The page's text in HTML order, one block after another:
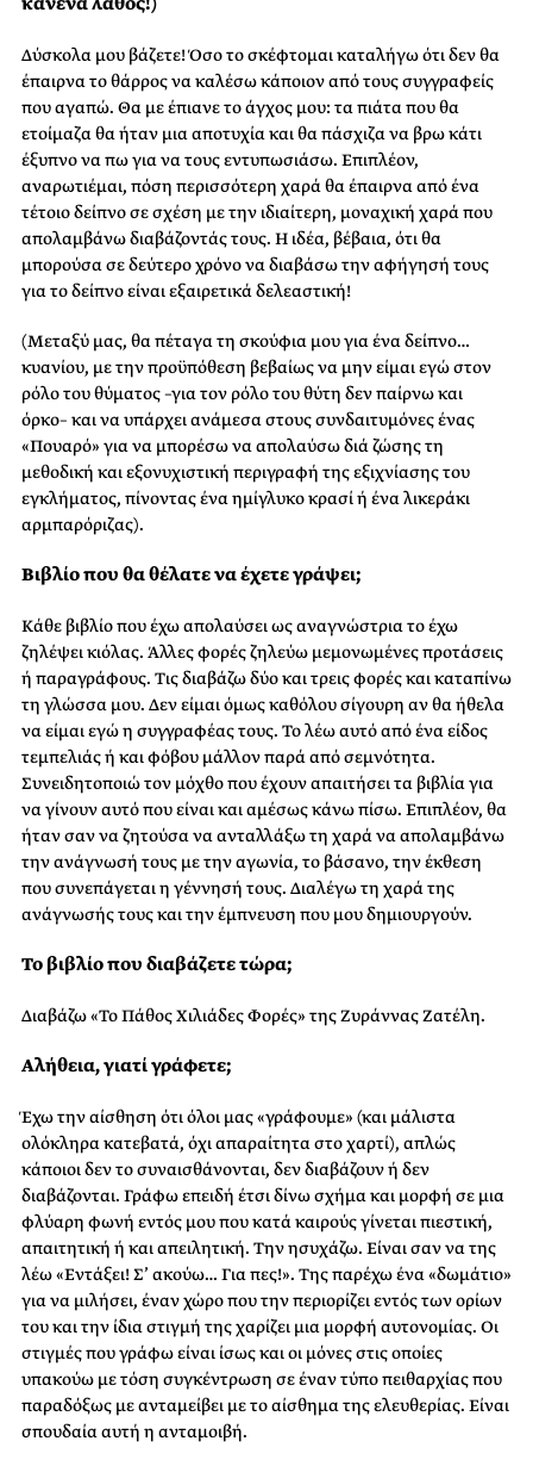
Δύσκολα μου βάζετε! Όσο το σκέφτομαι καταλήγω ότι δεν θα
έπαιρνα το θάρρος να καλέσω κάποιον από τους συγγραφείς
που αγαπώ. Θα με έπιανε το άγχος μου: τα πιάτα που θα
ετοίμαζα θα ήταν μια αποτυχία και θα πάσχιζα να βρω κάτι
έξυπνο να πω για να τους εντυπωσιάσω. Επιπλέον,
αναρωτιέμαι, πόση περισσότερη χαρά θα έπαιρνα από ένα
τέτοιο δείπνο σε σχέση με την ιδιαίτερη, μοναχική χαρά που
απολαμβάνω διαβάζοντάς τους. Η ιδέα, βέβαια, ότι θα
μπορούσα σε δεύτερο χρόνο να διαβάσω την αφήγησή τους
για το δείπνο είναι εξαιρετικά δελεαστική!
(Μεταξύ μας, θα πέταγα τη σκούφια μου για ένα δείπνο…
κυανίου, με την προϋπόθεση βεβαίως να μην είμαι εγώ στον
ρόλο του θύματος –για τον ρόλο του θύτη δεν παίρνω και
όρκο– και να υπάρχει ανάμεσα στους συνδαιτυμόνες ένας
«Πουαρό» για να μπορέσω να απολαύσω διά ζώσης τη
μεθοδική και εξονυχιστική περιγραφή της εξιχνίασης του
εγκλήματος, πίνοντας ένα ημίγλυκο κρασί ή ένα λικεράκι
αρμπαρόριζας).
Βιβλίο που θα θέλατε να έχετε γράψει;
Κάθε βιβλίο που έχω απολαύσει ως αναγνώστρια το έχω
ζηλέψει κιόλας. Άλλες φορές ζηλεύω μεμονωμένες προτάσεις
ή παραγράφους. Τις διαβάζω δύο και τρεις φορές και καταπίνω
τη γλώσσα μου. Δεν είμαι όμως καθόλου σίγουρη αν θα ήθελα
να είμαι εγώ η συγγραφέας τους. Το λέω αυτό από ένα είδος
τεμπελιάς ή και φόβου μάλλον παρά από σεμνότητα.
Συνειδητοποιώ τον μόχθο που έχουν απαιτήσει τα βιβλία για
να γίνουν αυτό που είναι και αμέσως κάνω πίσω. Επιπλέον, θα
ήταν σαν να ζητούσα να ανταλλάξω τη χαρά να απολαμβάνω
την ανάγνωσή τους με την αγωνία, το βάσανο, την έκθεση
που συνεπάγεται η γέννησή τους. Διαλέγω τη χαρά της
ανάγνωσής τους και την έμπνευση που μου δημιουργούν.
Το βιβλίο που διαβάζετε τώρα;
Διαβάζω «Το Πάθος Χιλιάδες Φορές» της Ζυράννας Ζατέλη.
Αλήθεια, γιατί γράφετε;
Έχω την αίσθηση ότι όλοι μας «γράφουμε» (και μάλιστα
ολόκληρα κατεβατά, όχι απαραίτητα στο χαρτί), απλώς
κάποιοι δεν το συναισθάνονται, δεν διαβάζουν ή δεν
διαβάζονται. Γράφω επειδή έτσι δίνω σχήμα και μορφή σε μια
φλύαρη φωνή εντός μου που κατά καιρούς γίνεται πιεστική,
απαιτητική ή και απειλητική. Την ησυχάζω. Είναι σαν να της
λέω «Εντάξει! Σ’ ακούω… Για πες!». Της παρέχω ένα «δωμάτιο»
για να μιλήσει, έναν χώρο που την περιορίζει εντός των ορίων
του και την ίδια στιγμή της χαρίζει μια μορφή αυτονομίας. Οι
στιγμές που γράφω είναι ίσως και οι μόνες στις οποίες
υπακούω με τόση συγκέντρωση σε έναν τύπο πειθαρχίας που
παραδόξως με ανταμείβει με το αίσθημα της ελευθερίας. Είναι
σπουδαία αυτή η ανταμοιβή.